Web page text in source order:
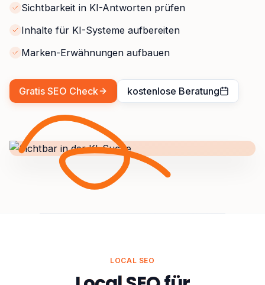
Sichtbarkeit in KI-Antworten prüfen
Inhalte für KI-Systeme aufbereiten
Marken-Erwähnungen aufbauen
Gratis SEO Check kostenlose Beratung
LOCAL SEO